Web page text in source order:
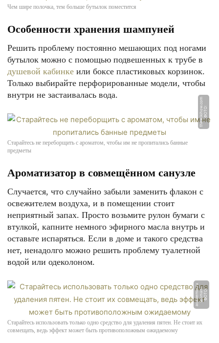
Чем шире полочка, тем больше бутылок поместится
Особенности хранения шампуней
Решить проблему постоянно мешающих под ногами
бутылок можно с помощью подвешенных к трубе в
душевой кабинке или боксе пластиковых корзинок.
Только выбирайте перфорированные модели, чтобы
внутри не застаивалась вода.
Ф
О
Т
О:
t
h
e
wi
ki
h
o
w.
c
o
m
Старайтесь не переборщить с ароматом, чтобы им не пропитались банные
предметы
Ароматизатор в совмещённом санузле
Случается, что случайно забыли заменить флакон с
освежителем воздуха, и в помещении стоит
неприятный запах. Просто возьмите рулон бумаги с
втулкой, капните немного эфирного масла внутрь и
оставьте испаряться. Если в доме и такого средства
нет, ненадолго можно решить проблему туалетной
водой или одеколоном.
Ф
О
Т
О:
w
o
m
a
n
-a
c
a
d
e
mi
a.r
u
Старайтесь использовать только одно средство для удаления пятен. Не стоит их
совмещать, ведь эффект может быть противоположным ожидаемому